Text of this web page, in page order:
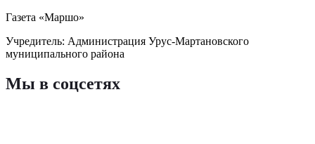
Газета «Маршо»
Учредитель: Администрация Урус-Мартановского
муниципального района
Мы в соцсетях